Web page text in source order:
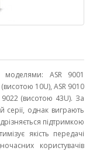
моделями: ASR 9001
10U), ASR 9010
9022 (висотою 43U). За
серії, однак виграють
підтримкою
якість передачі
користувачів